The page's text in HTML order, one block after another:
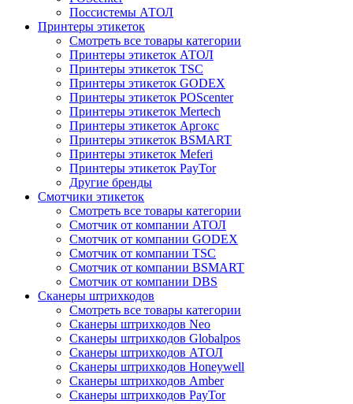
Поссистемы АТОЛ
Принтеры этикеток
Смотреть все товары категории
Принтеры этикеток АТОЛ
Принтеры этикеток TSC
Принтеры этикеток GODEX
Принтеры этикеток POScenter
Принтеры этикеток Mertech
Принтеры этикеток Аргокс
Принтеры этикеток BSMART
Принтеры этикеток Meferi
Принтеры этикеток PayTor
Другие бренды
Смотчики этикеток
Смотреть все товары категории
Смотчик от компании АТОЛ
Смотчик от компании GODEX
Смотчик от компании TSC
Смотчик от компании BSMART
Смотчик от компании DBS
Сканеры штрихкодов
Смотреть все товары категории
Сканеры штрихкодов Neo
Сканеры штрихкодов Globalpos
Сканеры штрихкодов АТОЛ
Сканеры штрихкодов Honeywell
Сканеры штрихкодов Amber
Сканеры штрихкодов PayTor